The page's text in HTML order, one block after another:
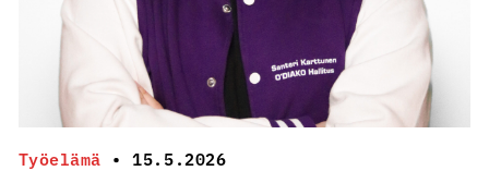
ja
etsijä,
joka
ei
välitä
löytämisestä
Työelämä • 15.5.2026